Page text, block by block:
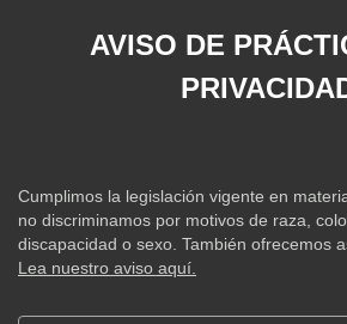
AVISO DE
Cumplimos la legislación vigente en
no discriminamos por motivos de raza,
discapacidad o sexo. También ofrecemos
Lea nuestro aviso aquí.